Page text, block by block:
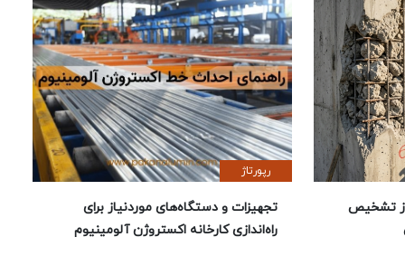
تشخیص
رپورتاژ
تجهیزات و دستگاه‌های موردنیاز برای
راه‌اندازی کارخانه اکستروژن آلومینیوم